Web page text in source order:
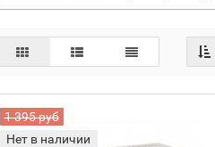
1 395 руб
Нет в наличии